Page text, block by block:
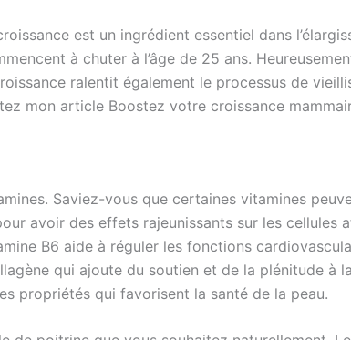
est un ingrédient essentiel dans
à chuter à l’âge de 25 ans.
ralentit également le processus de
mon article Boostez votre croissance
Saviez-vous que certaines vitamines
avoir des effets rajeunissants sur les
B6 aide à réguler les fonctions
qui ajoute du soutien et de la plénitude à
propriétés qui favorisent la santé de la peau.